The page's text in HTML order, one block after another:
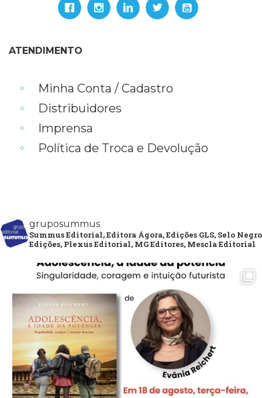
ATENDIMENTO
Minha Conta / Cadastro
Distribuidores
Imprensa
Política de Troca e Devolução
gruposummus
Summus Editorial, Editora Ágora, Edições GLS, Selo Negro
Edições, Plexus Editorial, MG Editores, Mescla Editorial